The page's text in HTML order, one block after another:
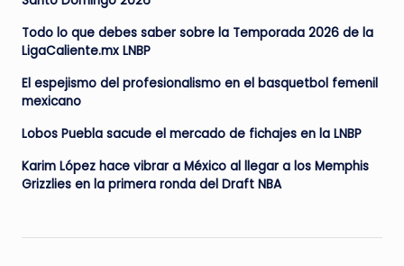
Todo lo que debes saber sobre la Temporada 2026 de la
LigaCaliente.mx LNBP
El espejismo del profesionalismo en el basquetbol femenil
mexicano
Lobos Puebla sacude el mercado de fichajes en la LNBP
Karim López hace vibrar a México al llegar a los Memphis
Grizzlies en la primera ronda del Draft NBA